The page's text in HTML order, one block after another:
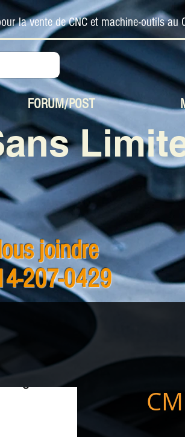
la vente de CNC et machine-outils au
FORUM/POST
joindre
207-0429